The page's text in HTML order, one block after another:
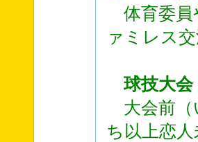
体育委員
ァミレス
球技大
大会前（
ち以上恋